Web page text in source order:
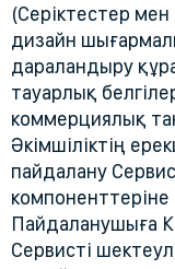
(Серіктестер
дизайн
дараландыру
тауарлық
коммерциялық
Әкімшіліктің
пайдалану
Пайдаланушыға
Сервисті